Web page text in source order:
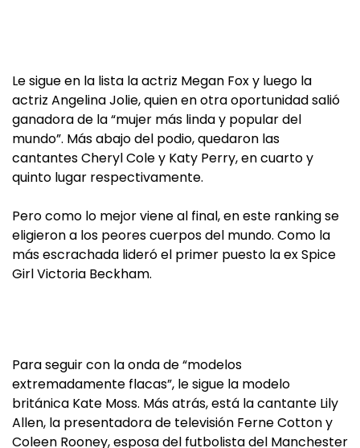
Le sigue en la lista la actriz Megan Fox y luego la
actriz Angelina Jolie, quien en otra oportunidad salió
ganadora de la “mujer más linda y popular del
mundo”. Más abajo del podio, quedaron las
cantantes Cheryl Cole y Katy Perry, en cuarto y
quinto lugar respectivamente.
Pero como lo mejor viene al final, en este ranking se
eligieron a los peores cuerpos del mundo. Como la
más escrachada lideró el primer puesto la ex Spice
Girl Victoria Beckham.
Para seguir con la onda de “modelos
extremadamente flacas”, le sigue la modelo
británica Kate Moss. Más atrás, está la cantante Lily
Allen, la presentadora de televisión Ferne Cotton y
Coleen Rooney, esposa del futbolista del Manchester